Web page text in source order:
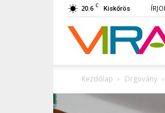
20.6 C Kiskőrös
VIRA
Kezdőlap Orgovány